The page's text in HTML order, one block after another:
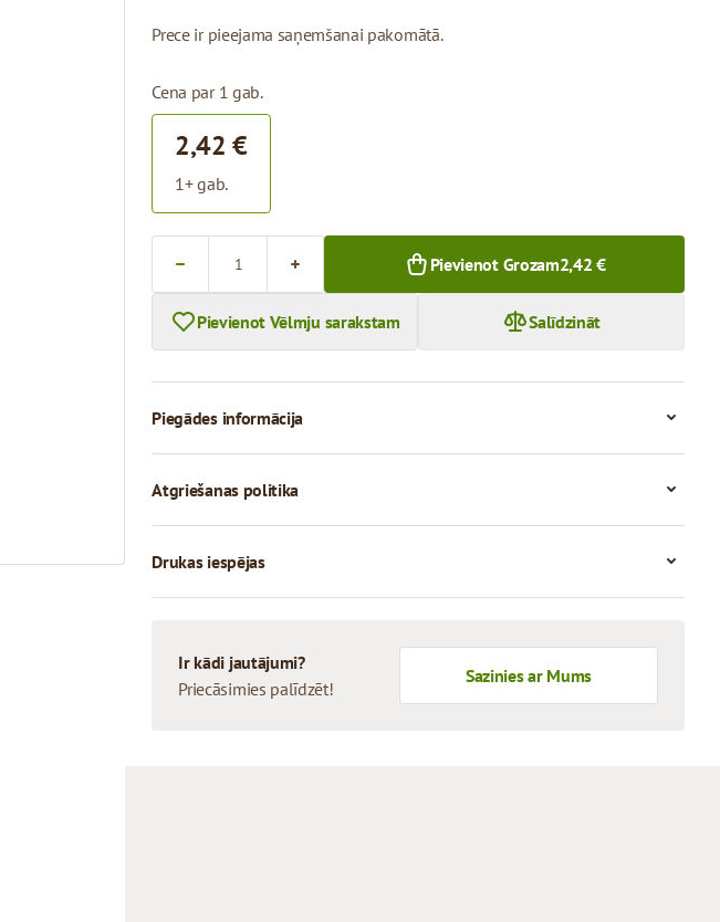
Prece ir pieejama saņemšanai pakomātā.
Cena par 1 gab.
2,42 €
1+ gab.
Pievienot Grozam2,42 €
Pievienot Vēlmju sarakstam Salīdzināt
Piegādes informācija
Atgriešanas politika
Drukas iespējas
Ir kādi jautājumi?
Priecāsimies palīdzēt!
Sazinies ar Mums